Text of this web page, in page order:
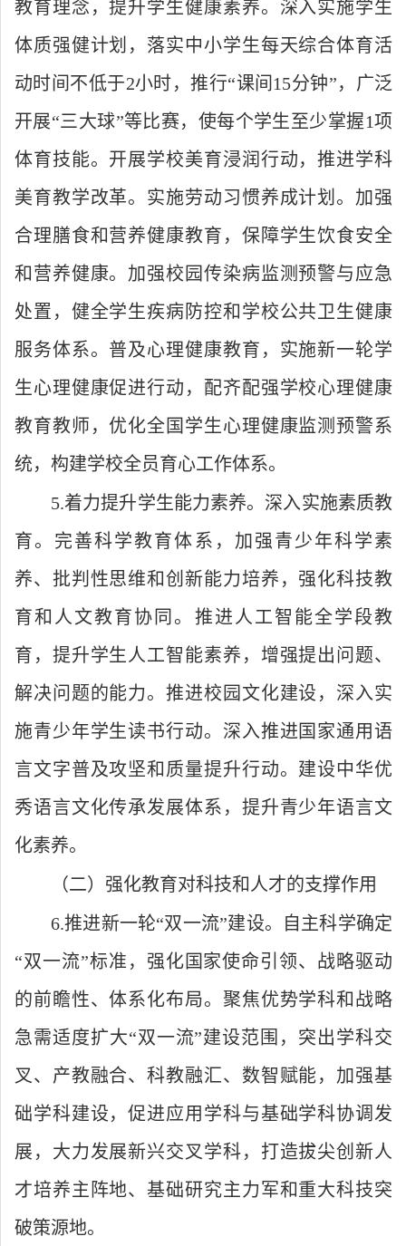
教育理念，提升学生健康素养。深入实施学生
体质强健计划，落实中小学生每天综合体育活
动时间不低于2小时，推行“课间15分钟”，广泛
开展“三大球”等比赛，使每个学生至少掌握1项
体育技能。开展学校美育浸润行动，推进学科
美育教学改革。实施劳动习惯养成计划。加强
合理膳食和营养健康教育，保障学生饮食安全
和营养健康。加强校园传染病监测预警与应急
处置，健全学生疾病防控和学校公共卫生健康
服务体系。普及心理健康教育，实施新一轮学
生心理健康促进行动，配齐配强学校心理健康
教育教师，优化全国学生心理健康监测预警系
统，构建学校全员育心工作体系。
5.着力提升学生能力素养。深入实施素质教
育。完善科学教育体系，加强青少年科学素
养、批判性思维和创新能力培养，强化科技教
育和人文教育协同。推进人工智能全学段教
育，提升学生人工智能素养，增强提出问题、
解决问题的能力。推进校园文化建设，深入实
施青少年学生读书行动。深入推进国家通用语
言文字普及攻坚和质量提升行动。建设中华优
秀语言文化传承发展体系，提升青少年语言文
化素养。
（二）强化教育对科技和人才的支撑作用
6.推进新一轮“双一流”建设。自主科学确定
“双一流”标准，强化国家使命引领、战略驱动
的前瞻性、体系化布局。聚焦优势学科和战略
急需适度扩大“双一流”建设范围，突出学科交
叉、产教融合、科教融汇、数智赋能，加强基
础学科建设，促进应用学科与基础学科协调发
展，大力发展新兴交叉学科，打造拔尖创新人
才培养主阵地、基础研究主力军和重大科技突
破策源地。